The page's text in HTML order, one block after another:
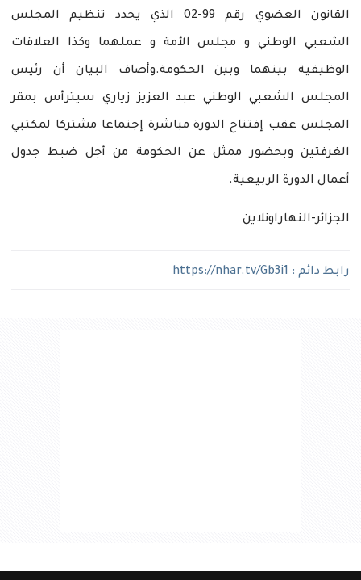
القانون العضوي رقم 99-02 الذي يحدد تنظيم المجلس
الشعبي الوطني و مجلس الأمة و عملهما وكذا العلاقات
الوظيفية بينهما وبين الحكومة.وأضاف البيان أن رئيس
المجلس الشعبي الوطني عبد العزيز زياري سيترأس بمقر
المجلس عقب إفتتاح الدورة مباشرة إجتماعا مشتركا لمكتبي
الغرفتين وبحضور ممثل عن الحكومة من أجل ضبط جدول
أعمال الدورة الربيعية.
الجزائر-النهاراونلاين
رابط دائم : https://nhar.tv/Gb3i1